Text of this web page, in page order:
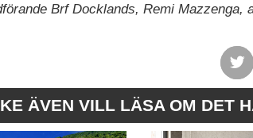
Brf Docklands, Remi Mazzenga,
ÄVEN VILL LÄSA OM DET